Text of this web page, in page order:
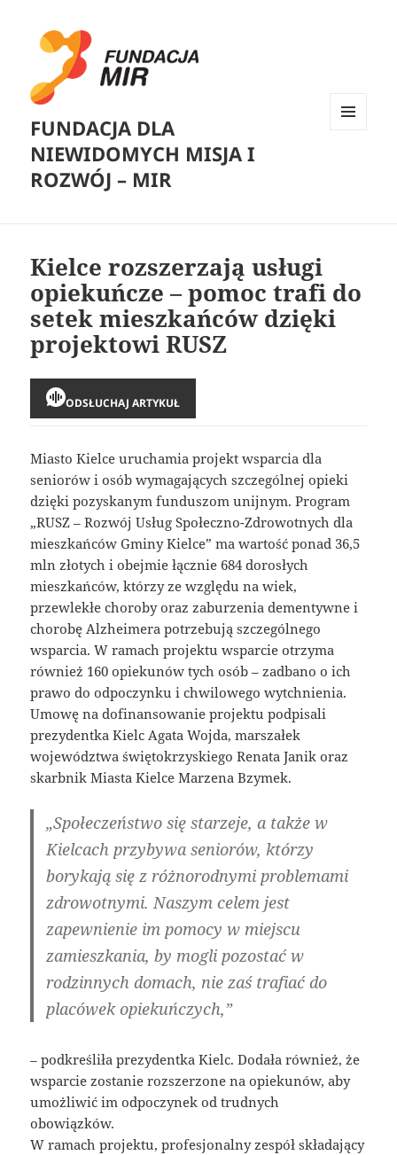
FUNDACJA DLA
NIEWIDOMYCH MISJA I
ROZWÓJ – MIR
Kielce rozszerzają usługi
opiekuńcze – pomoc trafi do
setek mieszkańców dzięki
projektowi RUSZ
ODSŁUCHAJ ARTYKUŁ
Miasto Kielce uruchamia projekt wsparcia dla
seniorów i osób wymagających szczególnej opieki
dzięki pozyskanym funduszom unijnym. Program
„RUSZ – Rozwój Usług Społeczno-Zdrowotnych dla
mieszkańców Gminy Kielce” ma wartość ponad 36,5
mln złotych i obejmie łącznie 684 dorosłych
mieszkańców, którzy ze względu na wiek,
przewlekłe choroby oraz zaburzenia dementywne i
chorobę Alzheimera potrzebują szczególnego
wsparcia. W ramach projektu wsparcie otrzyma
również 160 opiekunów tych osób – zadbano o ich
prawo do odpoczynku i chwilowego wytchnienia.
Umowę na dofinansowanie projektu podpisali
prezydentka Kielc Agata Wojda, marszałek
województwa świętokrzyskiego Renata Janik oraz
skarbnik Miasta Kielce Marzena Bzymek.
„Społeczeństwo się starzeje, a także w
Kielcach przybywa seniorów, którzy
borykają się z różnorodnymi problemami
zdrowotnymi. Naszym celem jest
zapewnienie im pomocy w miejscu
zamieszkania, by mogli pozostać w
rodzinnych domach, nie zaś trafiać do
placówek opiekuńczych,”
– podkreśliła prezydentka Kielc. Dodała również, że
wsparcie zostanie rozszerzone na opiekunów, aby
umożliwić im odpoczynek od trudnych
obowiązków.
W ramach projektu, profesjonalny zespół składający